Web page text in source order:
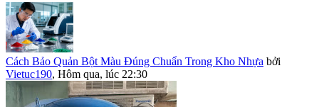
Cách Bảo Quản Bột Màu Đúng Chuẩn Trong Kho Nhựa bởi
Vietuc190, Hôm qua, lúc 22:30